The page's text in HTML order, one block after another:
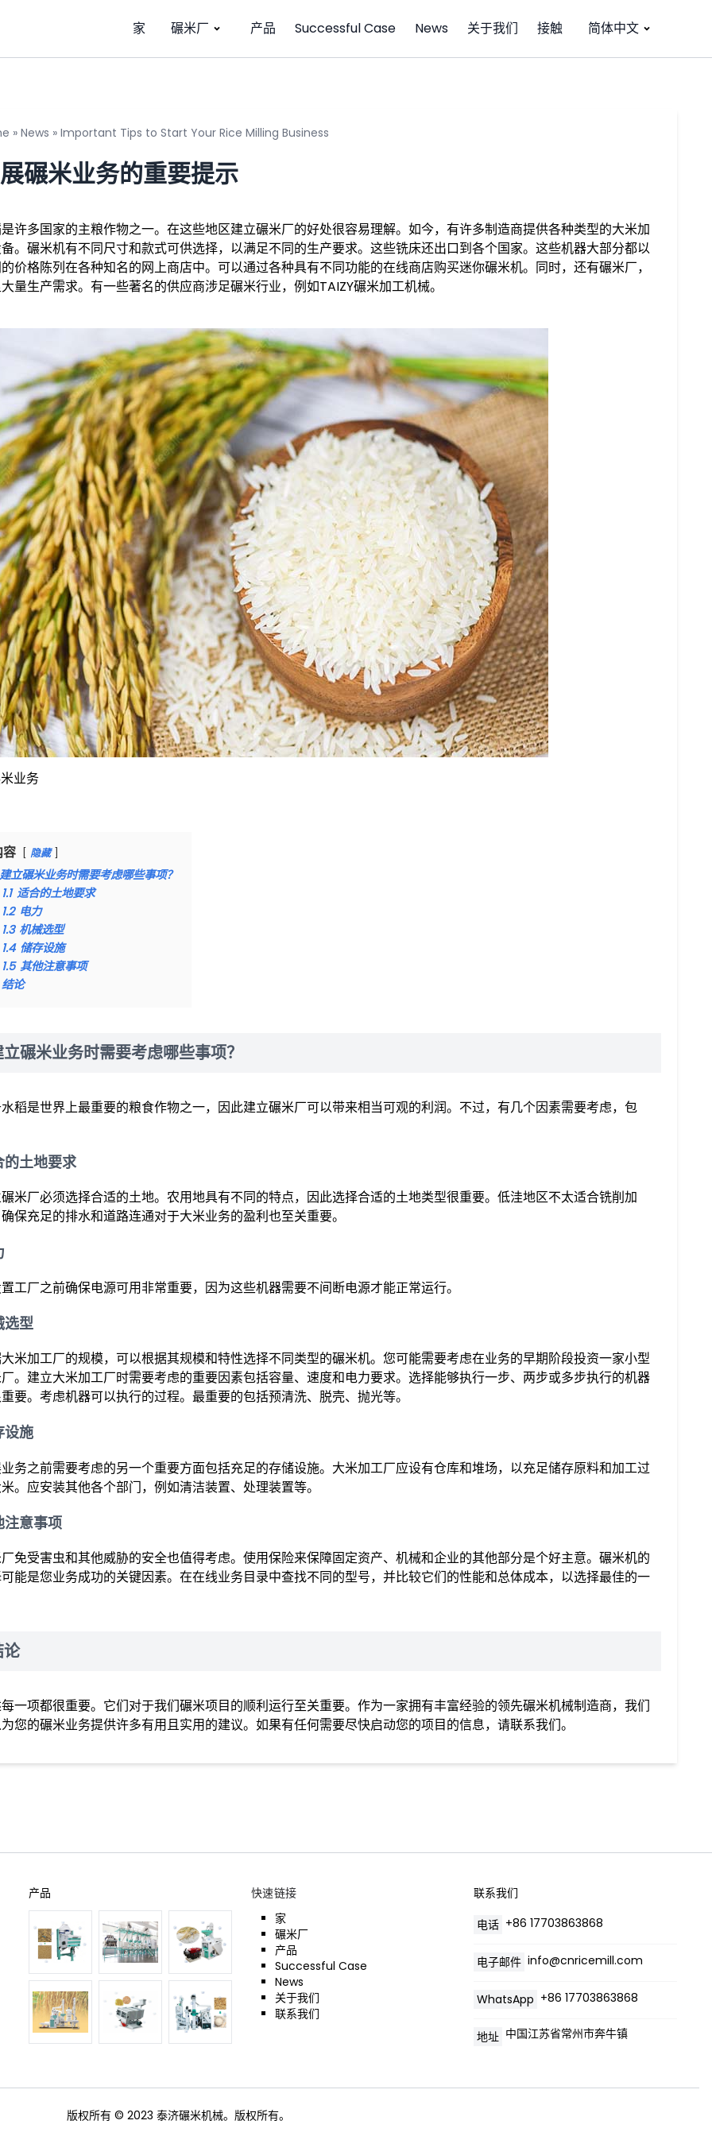
家 碾米厂 产品 Successful Case News 关于我们 接触 简体中文
» News » Important Tips to Start Your Rice Milling Business
碾米业务的重要提示
许多国家的主粮作物之一。在这些地区建立碾米厂的好处很容易理解。如今，有许多制造商提供各种类型的大米加
。碾米机有不同尺寸和款式可供选择，以满足不同的生产要求。这些铣床还出口到各个国家。这些机器大部分都以
价格陈列在各种知名的网上商店中。可以通过各种具有不同功能的在线商店购买迷你碾米机。同时，还有碾米厂，
量生产需求。有一些著名的供应商涉足碾米行业，例如TAIZY碾米加工机械。
业务
隐藏
建立碾米业务时需要考虑哪些事项？
1.1 适合的土地要求
1.2 电力
1.3 机械选型
1.4 储存设施
1.5 其他注意事项
结论
碾米业务时需要考虑哪些事项？
稻是世界上最重要的粮食作物之一，因此建立碾米厂可以带来相当可观的利润。不过，有几个因素需要考虑，包
的土地要求
米厂必须选择合适的土地。农用地具有不同的特点，因此选择合适的土地类型很重要。低洼地区不太适合铣削加
保充足的排水和道路连通对于大米业务的盈利也至关重要。
工厂之前确保电源可用非常重要，因为这些机器需要不间断电源才能正常运行。
选型
米加工厂的规模，可以根据其规模和特性选择不同类型的碾米机。您可能需要考虑在业务的早期阶段投资一家小型
。建立大米加工厂时需要考虑的重要因素包括容量、速度和电力要求。选择能够执行一步、两步或多步执行的机器
要。考虑机器可以执行的过程。最重要的包括预清洗、脱壳、抛光等。
设施
务之前需要考虑的另一个重要方面包括充足的存储设施。大米加工厂应设有仓库和堆场，以充足储存原料和加工过
。应安装其他各个部门，例如清洁装置、处理装置等。
注意事项
免受害虫和其他威胁的安全也值得考虑。使用保险来保障固定资产、机械和企业的其他部分是个好主意。碾米机的
能是您业务成功的关键因素。在在线业务目录中查找不同的型号，并比较它们的性能和总体成本，以选择最佳的一
一项都很重要。它们对于我们碾米项目的顺利运行至关重要。作为一家拥有丰富经验的领先碾米机械制造商，我们
您的碾米业务提供许多有用且实用的建议。如果有任何需要尽快启动您的项目的信息，请联系我们。
产品
快速链接
家
碾米厂
产品
Successful Case
News
关于我们
联系我们
联系我们
电话 +86 17703863868
电子邮件 info@cnricemill.com
WhatsApp +86 17703863868
地址 中国江苏省常州市奔牛镇
版权所有 © 2023 泰济碾米机械。版权所有。